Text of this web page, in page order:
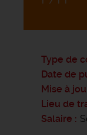
Type de
Date de
Mise à
Lieu de
Salaire